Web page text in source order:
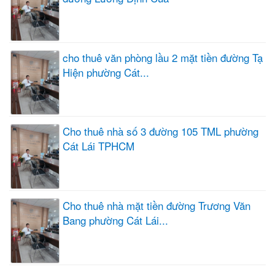
cho thuê văn phòng lầu 2 mặt tiền đường Tạ
Hiện phường Cát...
Cho thuê nhà số 3 đường 105 TML phường
Cát Lái TPHCM
Cho thuê nhà mặt tiền đường Trương Văn
Bang phường Cát Lái...